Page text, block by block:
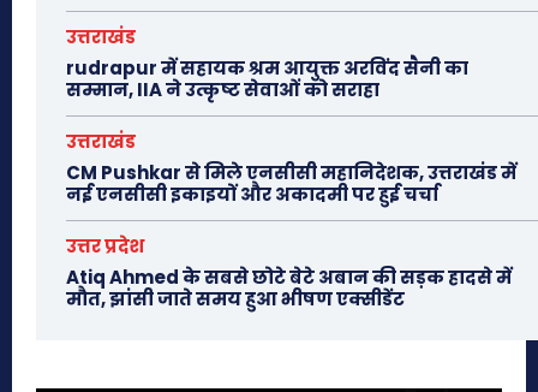
उत्तराखंड
rudrapur में सहायक श्रम आयुक्त अरविंद सैनी का
सम्मान, IIA ने उत्कृष्ट सेवाओं को सराहा
उत्तराखंड
CM Pushkar से मिले एनसीसी महानिदेशक, उत्तराखंड में
नई एनसीसी इकाइयों और अकादमी पर हुई चर्चा
उत्तर प्रदेश
Atiq Ahmed के सबसे छोटे बेटे अबान की सड़क हादसे में
मौत, झांसी जाते समय हुआ भीषण एक्सीडेंट